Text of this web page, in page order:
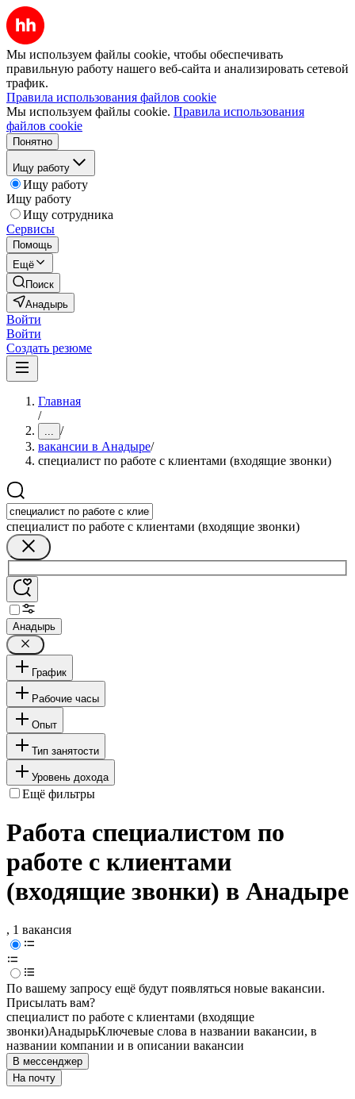
Мы используем файлы cookie, чтобы обеспечивать
правильную работу нашего веб-сайта и анализировать сетевой
трафик.
Правила использования файлов cookie
Мы используем файлы cookie. Правила использования
файлов cookie
Понятно
Ищу работу
Ищу работу
Ищу работу
Ищу сотрудника
Сервисы
Помощь
Ещё
Поиск
Анадырь
Войти
Войти
Создать резюме
Главная
/
... /
вакансии в Анадыре/
специалист по работе с клиентами (входящие звонки)
специалист по работе с клиентами (входящие звонки)
Анадырь
График
Рабочие часы
Опыт
Тип занятости
Уровень дохода
Ещё фильтры
Работа специалистом по
работе с клиентами
(входящие звонки) в Анадыре
, 1 вакансия
По вашему запросу ещё будут появляться новые вакансии.
Присылать вам?
специалист по работе с клиентами (входящие
звонки)АнадырьКлючевые слова в названии вакансии, в
названии компании и в описании вакансии
В мессенджер
На почту